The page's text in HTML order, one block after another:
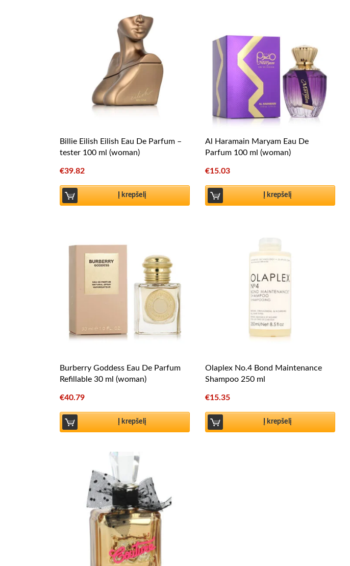
Billie Eilish Eilish Eau De Parfum –
tester 100 ml (woman)
€39.82
Į krepšelį
Al Haramain Maryam Eau De
Parfum 100 ml (woman)
€15.03
Į krepšelį
Burberry Goddess Eau De Parfum
Refillable 30 ml (woman)
€40.79
Į krepšelį
Olaplex No.4 Bond Maintenance
Shampoo 250 ml
€15.35
Į krepšelį